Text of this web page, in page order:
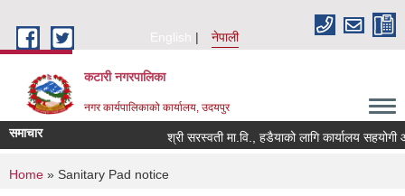
English
नेपाली
कटारी नगरपालिका
नगर कार्यपालिकाको कार्यालय, उदयपुर
समाचार श्री सरस्वती मा.वि., हडैयाको लागि कार्यालय सहयोगी
You are here
Home » Sanitary Pad notice